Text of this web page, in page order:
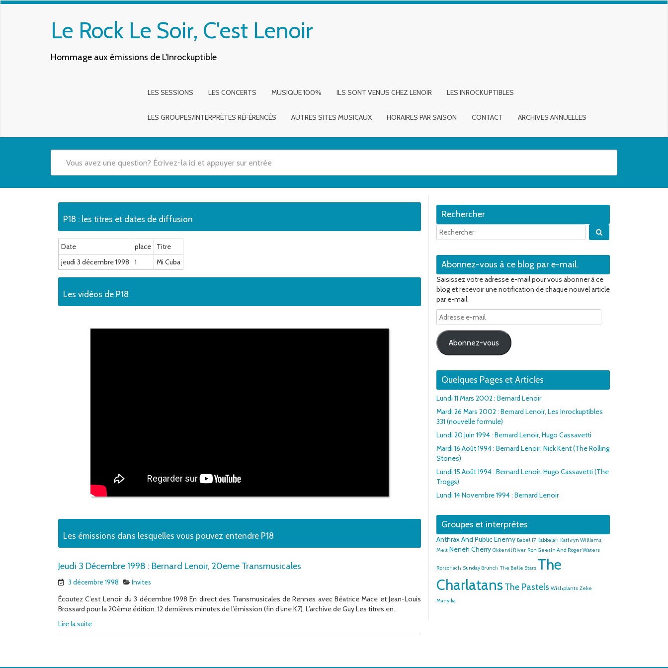
Le Rock Le Soir, C'est Lenoir
Hommage aux émissions de L'Inrockuptible
LES SESSIONS LES CONCERTS MUSIQUE 100% ILS SONT VENUS CHEZ LENOIR LES INROCKUPTIBLES
LES GROUPES/INTERPRÈTES RÉFÉRENCÉS AUTRES SITES MUSICAUX HORAIRES PAR SAISON CONTACT ARCHIVES ANNUELLES
P18 : les titres et dates de diffusion
Date place
Titre
jeudi 3 décembre 1998
1 Mi Cuba
Les vidéos de P18
Les émissions dans lesquelles vous pouvez entendre P18
Jeudi 3 Décembre 1998 : Bernard Lenoir, 20eme Transmusicales
3 décembre 1998 Invites
Écoutez C’est Lenoir du 3 décembre 1998 En direct des Transmusicales de Rennes avec Béatrice Mace et Jean-Louis
Brossard pour la 20ème édition. 12 dernières minutes de l’émission (fin d’une K7). L’archive de Guy Les titres en..
Lire la suite
Rechercher
Abonnez-vous à ce blog par e-mail.
Saisissez votre adresse e-mail pour vous abonner à ce
blog et recevoir une notification de chaque nouvel article
par e-mail.
Adresse
e-
mail
Abonnez-vous
Quelques Pages et Articles
Lundi 11 Mars 2002 : Bernard Lenoir
Mardi 26 Mars 2002 : Bernard Lenoir, Les Inrockuptibles
331 (nouvelle formule)
Lundi 20 Juin 1994 : Bernard Lenoir, Hugo Cassavetti
Mardi 16 Août 1994 : Bernard Lenoir, Nick Kent (The Rolling
Stones)
Lundi 15 Août 1994 : Bernard Lenoir, Hugo Cassavetti (The
Troggs)
Lundi 14 Novembre 1994 : Bernard Lenoir
Groupes et interprètes
Anthrax And Public Enemy Babel 17 Kabbalah Kathryn Williams
Melt Neneh Cherry Okkervil River Ron Geesin And Roger Waters
Rorschach Sunday Brunch The Belle Stars The
Charlatans The Pastels Wishplants Zeke
Manyika